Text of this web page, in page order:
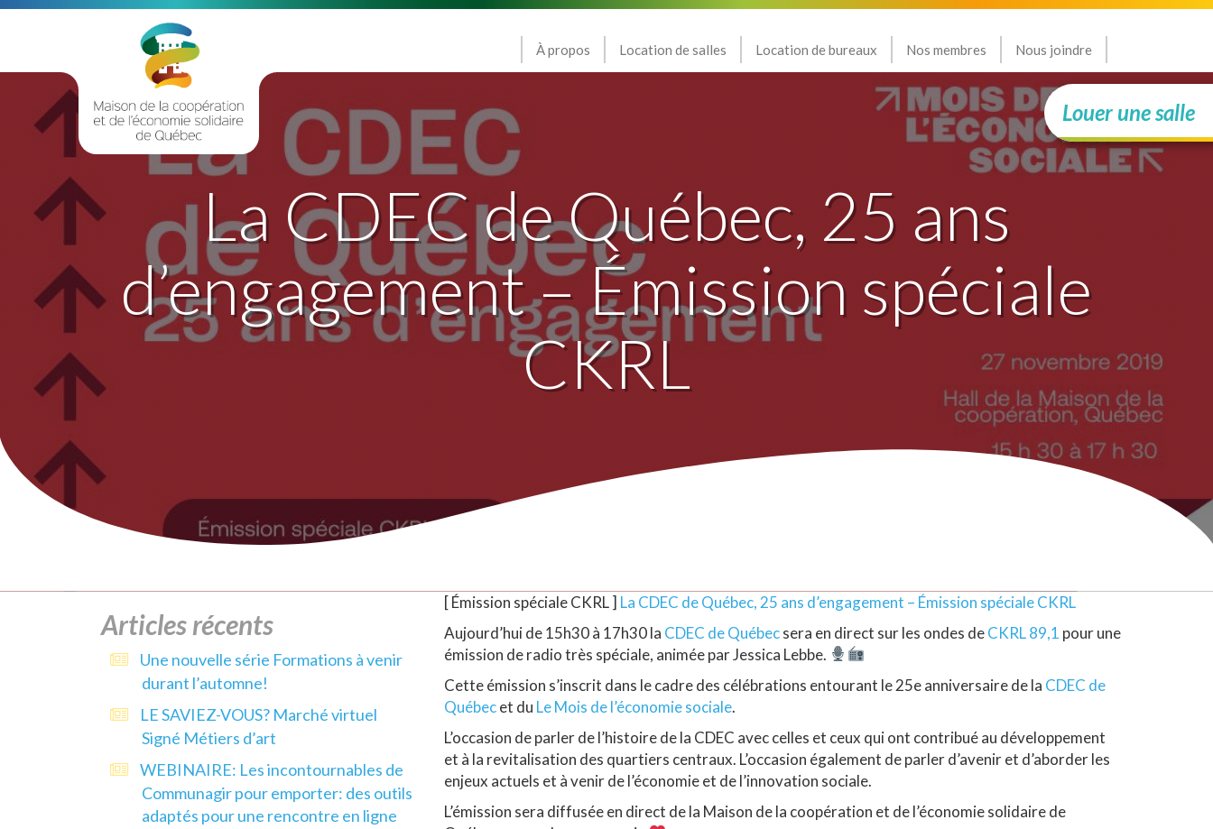
À propos Location de salles Location de bureaux Nos membres Nous joindre
Louer une salle
La CDEC de Québec, 25 ans
d’engagement – Émission spéciale
CKRL
[ Émission spéciale CKRL ] La CDEC de Québec, 25 ans d’engagement – Émission spéciale CKRL
Aujourd’hui de 15h30 à 17h30 la CDEC de Québecsera en direct sur les ondes deCKRL 89,1 pour une
émission de radio très spéciale, animée par Jessica Lebbe.
Cette émission s’inscrit dans le cadre des célébrations entourant le 25e anniversaire de la CDEC de
Québecet du Le Mois de l’économie sociale.
L’occasion de parler de l’histoire de la CDEC avec celles et ceux qui ont contribué au développement
et à la revitalisation des quartiers centraux. L’occasion également de parler d’avenir et d’aborder les
enjeux actuels et à venir de l’économie et de l’innovation sociale.
L’émission sera diffusée en direct de la Maison de la coopération et de l’économie solidaire de
Articles récents
Une nouvelle série Formations à venir
durant l’automne!
LE SAVIEZ-VOUS? Marché virtuel
Signé Métiers d’art
WEBINAIRE: Les incontournables de
Communagir pour emporter: des outils
adaptés pour une rencontre en ligne